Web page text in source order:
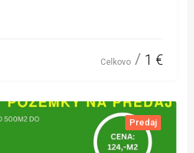
Celkovo 1 €
Predaj